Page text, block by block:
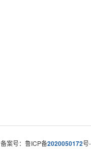
备案号：鲁ICP备2020050172号